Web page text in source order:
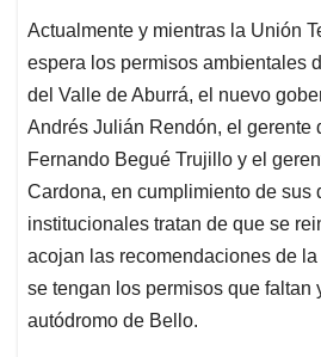
Actualmente y mientras la Unión
espera los permisos ambientales
del Valle de Aburrá, el nuevo
Andrés Julián Rendón, el gerente
Fernando Begué Trujillo y el
Cardona, en cumplimiento de sus
institucionales tratan de que se
acojan las recomendaciones de
se tengan los permisos que faltan
autódromo de Bello.